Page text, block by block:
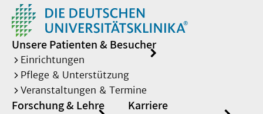
Unsere Patienten & Besucher
Einrichtungen
Pflege & Unterstützung
Veranstaltungen & Termine
Forschung & Lehre Karriere